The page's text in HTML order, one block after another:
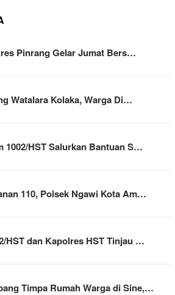
Pinrang Gelar Jumat Bers…
Watalara Kolaka, Warga Di…
1002/HST Salurkan Bantuan S…
110, Polsek Ngawi Kota Am…
HST dan Kapolres HST Tinjau …
Timpa Rumah Warga di Sine,…